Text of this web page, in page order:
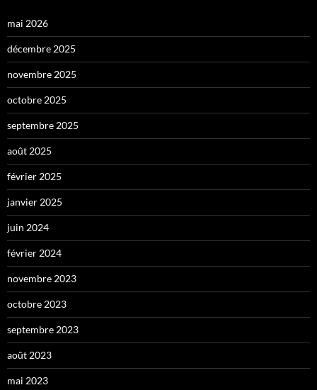
mai 2026
décembre 2025
novembre 2025
octobre 2025
septembre 2025
août 2025
février 2025
janvier 2025
juin 2024
février 2024
novembre 2023
octobre 2023
septembre 2023
août 2023
mai 2023